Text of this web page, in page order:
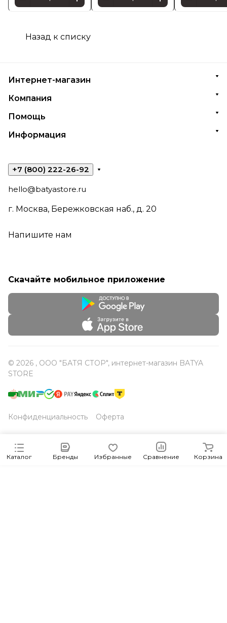
Назад к списку
Каталог Бренды Избранные Сравнение Корзина
Интернет-магазин
Компания
Помощь
Информация
+7 (800) 222-26-92
hello@batyastore.ru
г. Москва, Бережковская наб., д. 20
Напишите нам
Скачайте мобильное приложение
© 2026 , ООО "БАТЯ СТОР", интернет-магазин BATYA
STORE
Конфиденциальность Оферта